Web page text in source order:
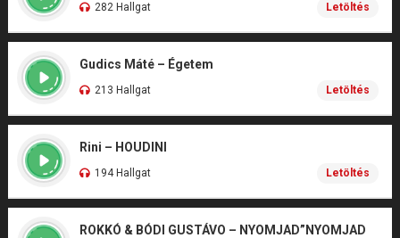
282 Hallgat Letöltés
Gudics Máté – Égetem
213 Hallgat Letöltés
Rini – HOUDINI
194 Hallgat Letöltés
ROKKÓ & BÓDI GUSTÁVO – NYOMJAD”NYOMJAD